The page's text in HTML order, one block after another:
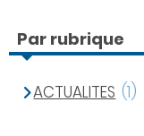
Par rubrique
ACTUALITES (1)